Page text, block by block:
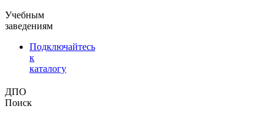
Учебным
заведениям
Подключайтесь
к
каталогу
ДПО
Поиск